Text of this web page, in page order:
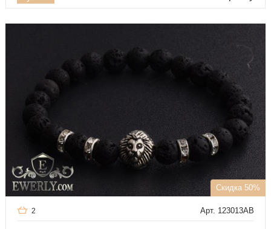
Скидка 50%
Арт. 123013AB
2